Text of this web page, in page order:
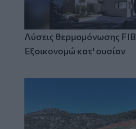
Λύσεις θερμομόνωσης
Εξοικονομώ κατ' ουσίαν